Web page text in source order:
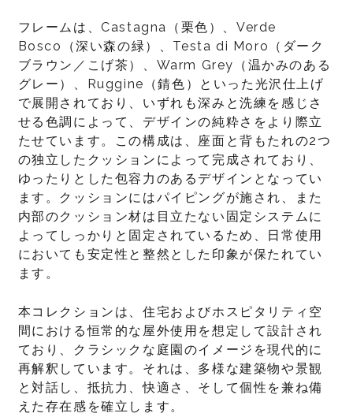
フレームは、Castagna（栗色）、Verde
Bosco（深い森の緑）、Testa di Moro（ダーク
ブラウン／こげ茶）、Warm Grey（温かみのある
グレー）、Ruggine（錆色）といった光沢仕上げ
で展開されており、いずれも深みと洗練を感じさ
せる色調によって、デザインの純粋さをより際立
たせています。この構成は、座面と背もたれの2つ
の独立したクッションによって完成されており、
ゆったりとした包容力のあるデザインとなってい
ます。クッションにはパイピングが施され、また
内部のクッション材は目立たない固定システムに
よってしっかりと固定されているため、日常使用
においても安定性と整然とした印象が保たれてい
ます。
本コレクションは、住宅およびホスピタリティ空
間における恒常的な屋外使用を想定して設計され
ており、クラシックな庭園のイメージを現代的に
再解釈しています。それは、多様な建築物や景観
と対話し、抵抗力、快適さ、そして個性を兼ね備
えた存在感を確立します。